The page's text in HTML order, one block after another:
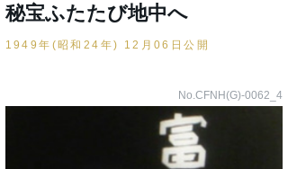
秘宝ふたたび地中へ
1949年(昭和24年) 12月06日公開
No.CFNH(G)-0062_4